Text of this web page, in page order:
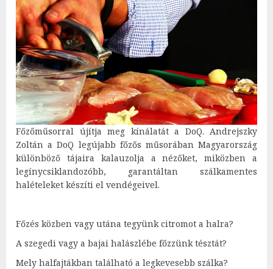
Főzőműsorral újítja meg kínálatát a DoQ. Andrejszky
Zoltán a DoQ legújabb főzős műsorában Magyarország
különböző tájaira kalauzolja a nézőket, miközben a
legínycsiklandozóbb, garantáltan szálkamentes
halételeket készíti el vendégeivel.
Főzés közben vagy utána tegyünk citromot a halra?
A szegedi vagy a bajai halászlébe főzzünk tésztát?
Mely halfajtákban található a legkevesebb szálka?